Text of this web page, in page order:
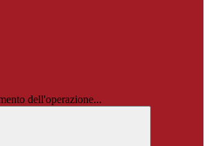
dell'operazione...